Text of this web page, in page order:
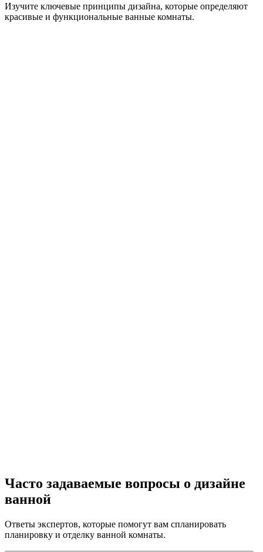
Изучите ключевые принципы дизайна, которые определяют
красивые и функциональные ванные комнаты.
Спроектировать ванную в подвале
Часто задаваемые вопросы о дизайне
ванной
Ответы экспертов, которые помогут вам спланировать
планировку и отделку ванной комнаты.